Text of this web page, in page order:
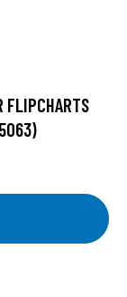
FLIPCHARTS